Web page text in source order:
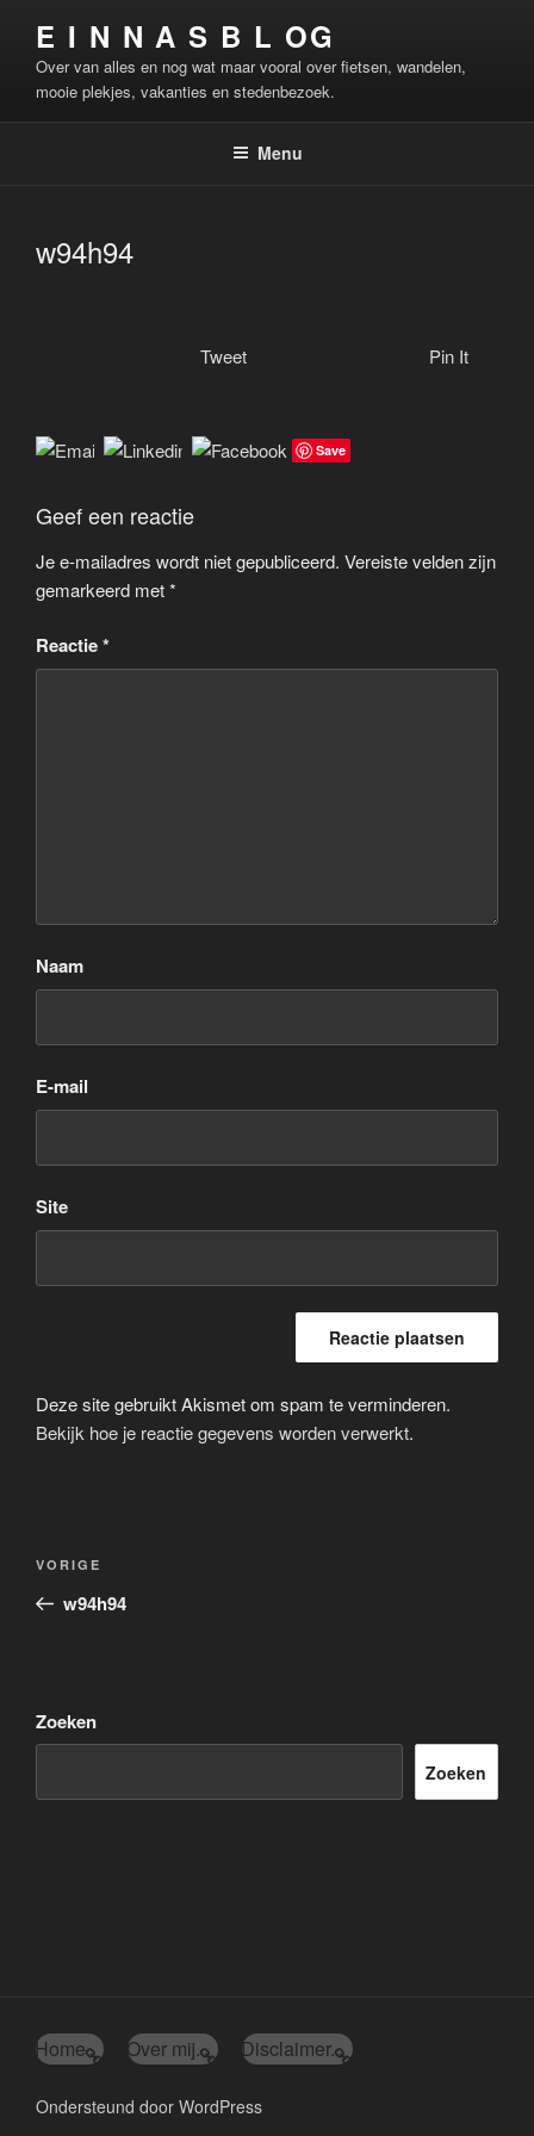
inhoud
E I N N A S B L OG
Over van alles en nog wat maar vooral over fietsen, wandelen,
mooie plekjes, vakanties en stedenbezoek.
Menu
w94h94
Tweet Pin It
Save
Geef een reactie
Je e-mailadres wordt niet gepubliceerd. Vereiste velden zijn
gemarkeerd met*
Reactie*
Naam
E-mail
Site
Deze site gebruikt Akismet om spam te verminderen.
Bekijk hoe je reactie gegevens worden verwerkt.
Vorig
bericht
VORIGE
w94h94
Zoeken
Zoeken
Home Over mij. Disclaimer.
Ondersteund door WordPress